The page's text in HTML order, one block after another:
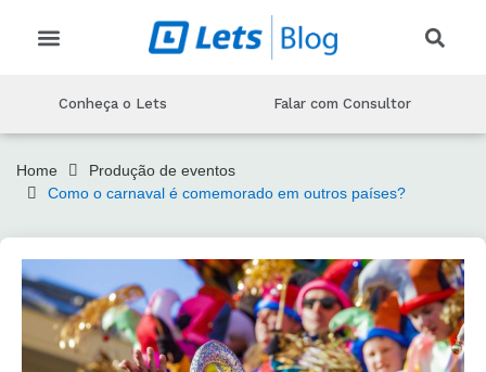
Conheça o Lets Falar com Consultor
Home
Produção de eventos
Como o carnaval é comemorado em outros países?